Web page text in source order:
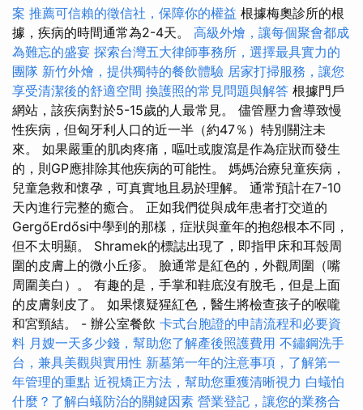
案 推薦可信賴的徵信社，保障你的權益 根據梅奧診所的根
據，疾病的時間通常為2-4天。 高級外燴，讓每個聚會都成
為難忘的盛宴 探索台灣五大律師事務所，選擇最具實力的
團隊 新竹外燴，提供獨特的餐飲體驗 居家打掃服務，讓您
享受清潔後的舒適空間 換護照的常見問題與解答 根據門戶
網站，該疾病對於5-15歲的人最常見。 儘管壓力會導致慢
性疾病，但匈牙利人口的近一半（約47％）特別關注未
來。 如果嚴重的肌肉疼痛，嘔吐或腹瀉是作為症狀而發生
的，則GP應排除其他疾病的可能性。 媽媽治療兒童疾病，
兒童急救和懷孕，可真實地且易於理解。 通常預計在7-10
天內進行完整的癒合。 正如我們從與成年患者打交道的
GergőErdősi中學到的那樣，症狀與童年的抱怨根本不同，
但不太明顯。 Shramek的標誌出現了，即指甲床和耳殼周
圍的皮膚上的微小丘疹。 臉通常是紅色的，外觀周圍（嘴
周圍美白）。 有趣的是，手掌和鞋底沒有脫毛，但是上面
的皮膚剝皮了。 如果懷疑猩紅色，醫生將檢查孩子的喉嚨
和宮頸結。 - 辦公室餐飲 卡式台胞證的申請流程和必要資
料 月嫂一天多少錢，幫助您了解產後照護費用 不鏽鋼洗手
台，兼具美觀與實用性 新墓第一年的注意事項，了解第一
年管理的重點 近視矯正方法，幫助您重獲清晰視力 白蟻怕
什麼？了解白蟻防治的關鍵因素 營業登記，讓您的業務合